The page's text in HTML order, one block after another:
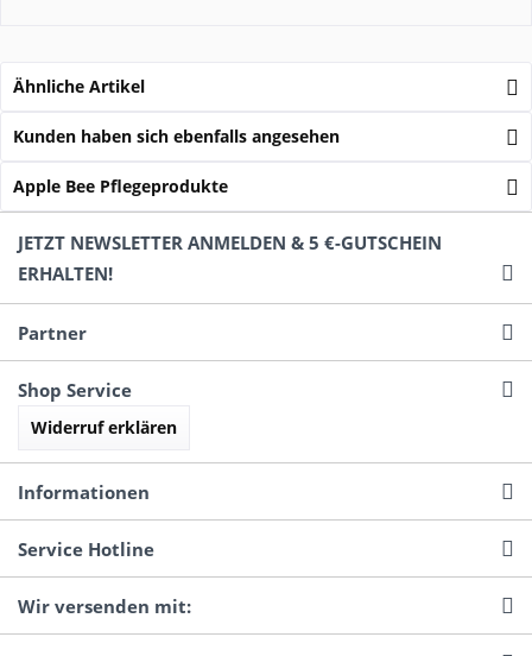
Ähnliche Artikel
Kunden haben sich ebenfalls angesehen
Apple Bee Pflegeprodukte
JETZT NEWSLETTER ANMELDEN & 5 €-GUTSCHEIN
ERHALTEN!
Partner
Shop Service
Widerruf erklären
Informationen
Service Hotline
Wir versenden mit: